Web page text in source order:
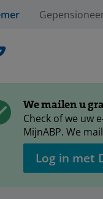
We mailen u
Check of we uw
MijnABP. We
Log in met